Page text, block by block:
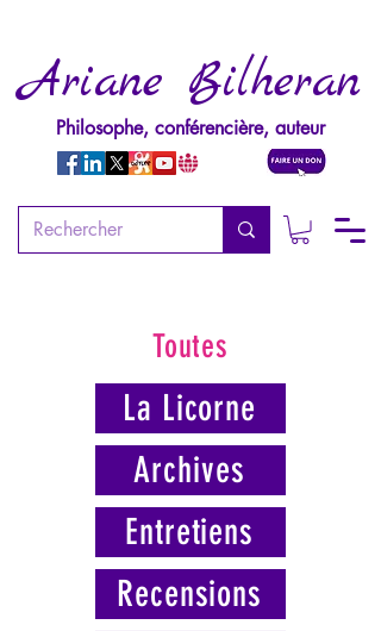
Ariane Bilheran
Philosophe, conférencière, auteur
Toutes
La Licorne
Archives
Entretiens
Recensions